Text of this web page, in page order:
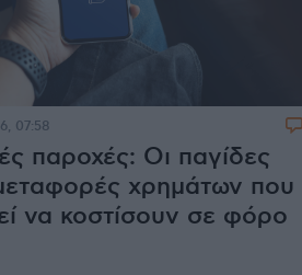
παροχές: Οι παγίδες
χρημάτων που
να κοστίσουν σε φόρο
07:58